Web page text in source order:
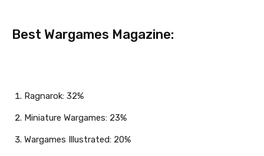
Best Wargames Magazine:
Ragnarok: 32%
Miniature Wargames: 23%
Wargames Illustrated: 20%